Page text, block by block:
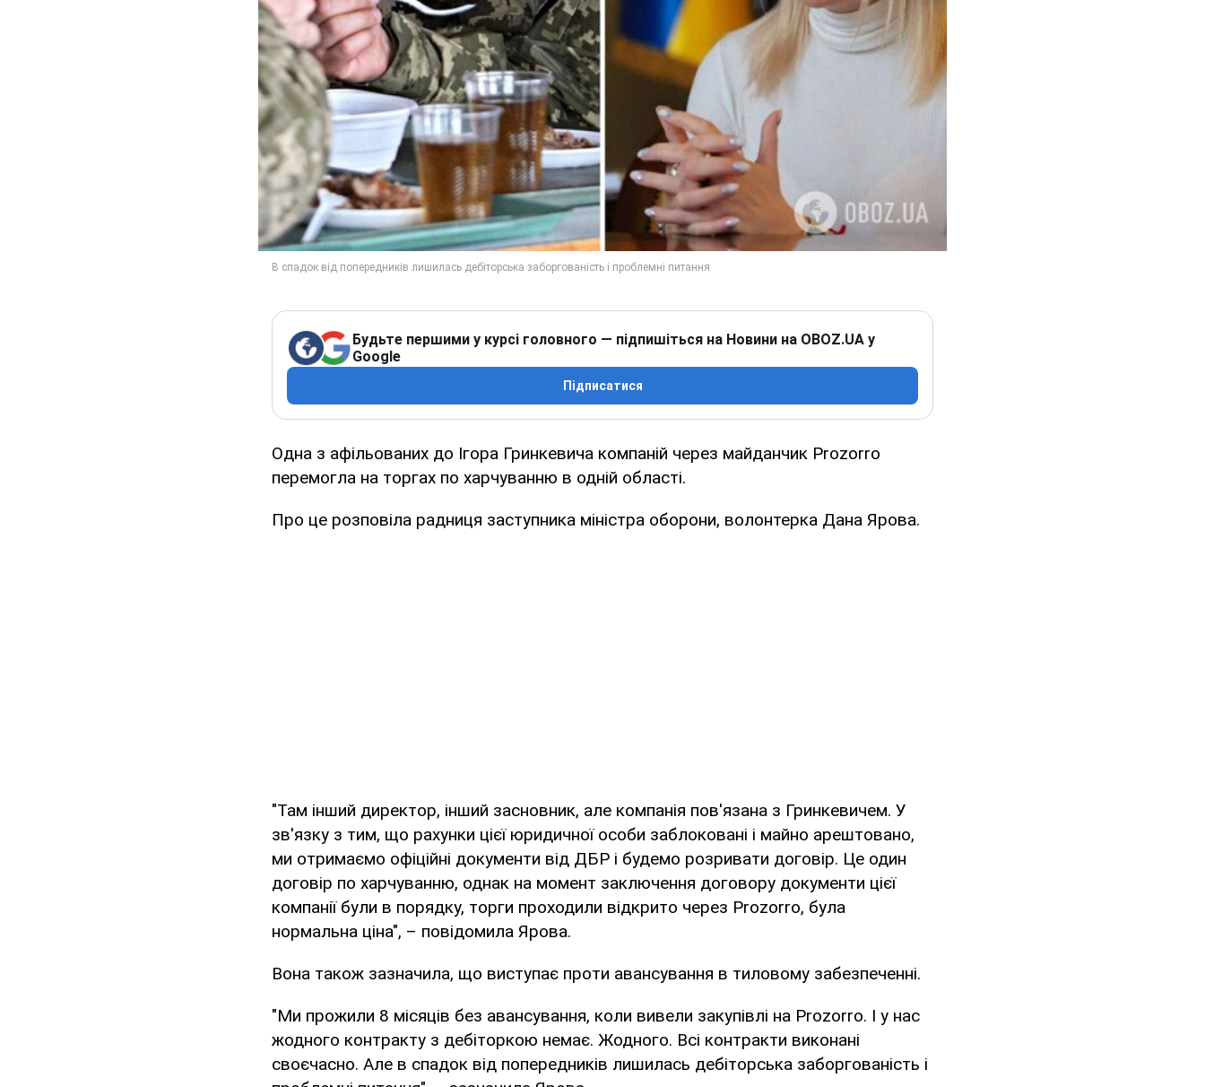
Будьте першими у курсі головного — підпишіться на Новини на OBOZ.UA у
Google
Підписатися
Одна з афільованих до Ігора Гринкевича компаній через майданчик Prozorro
перемогла на торгах по харчуванню в одній області.
Про це розповіла радниця заступника міністра оборони, волонтерка Дана Ярова.
"Там інший директор, інший засновник, але компанія пов'язана з Гринкевичем. У
зв'язку з тим, що рахунки цієї юридичної особи заблоковані і майно арештовано,
ми отримаємо офіційні документи від ДБР і будемо розривати договір. Це один
договір по харчуванню, однак на момент заключення договору документи цієї
компанії були в порядку, торги проходили відкрито через Prozorro, була
нормальна ціна", – повідомила Ярова.
Вона також зазначила, що виступає проти авансування в тиловому забезпеченні.
"Ми прожили 8 місяців без авансування, коли вивели закупівлі на Prozorro. І у нас
жодного контракту з дебіторкою немає. Жодного. Всі контракти виконані
своєчасно. Але в спадок від попередників лишилась дебіторська заборгованість і